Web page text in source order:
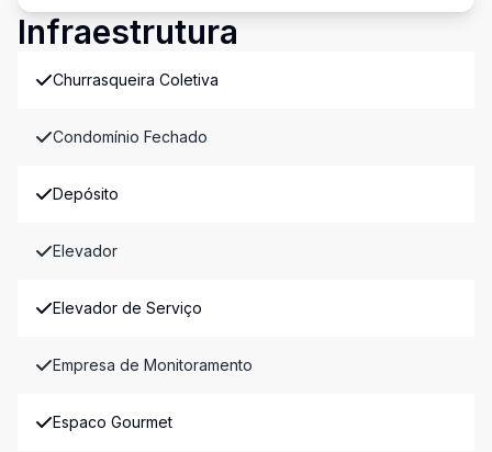
Infraestrutura
Churrasqueira Coletiva
Condomínio Fechado
Depósito
Elevador
Elevador de Serviço
Empresa de Monitoramento
Espaco Gourmet